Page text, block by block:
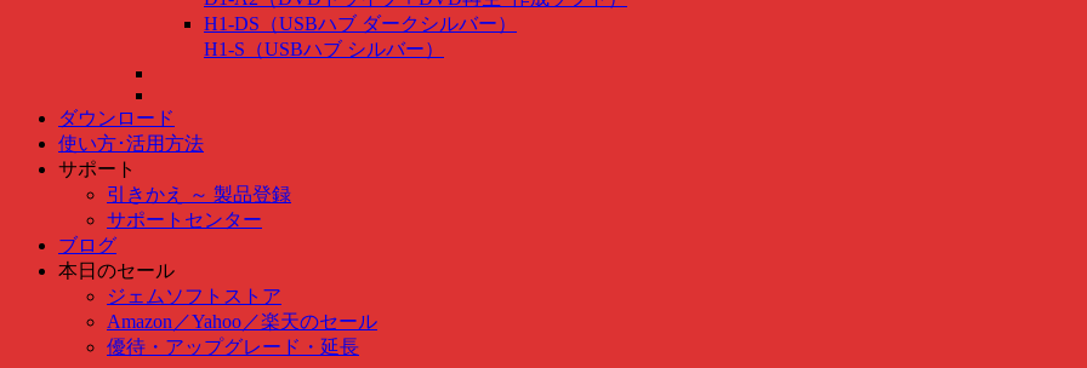
H1-DS（USBハブ ダークシルバー）
H1-S（USBハブ シルバー）
ダウンロード
使い方･活用方法
サポート
引きかえ ～ 製品登録
サポートセンター
ブログ
本日のセール
ジェムソフトストア
Amazon ／Yahoo ／楽天のセール
優待・アップグレード・延長